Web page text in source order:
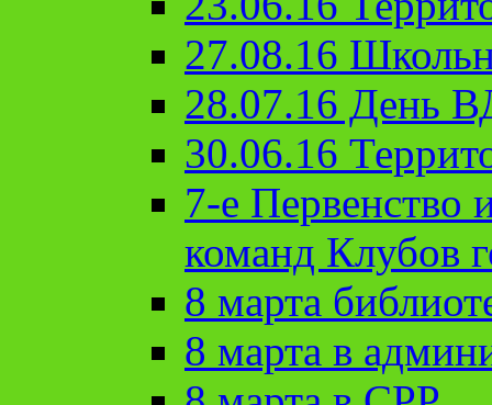
27.08.16
28.07.16 День
30.06.16
7-е Первенство
команд Клубов
8 марта
8 марта в